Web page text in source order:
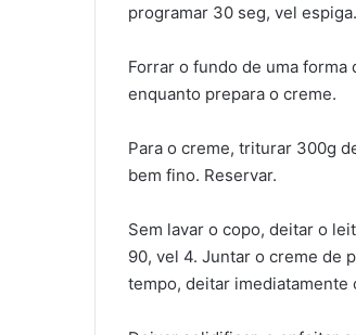
programar 30 seg, vel espiga.
Forrar o fundo de uma
enquanto prepara o creme.
Para o creme, triturar 300g
bem fino. Reservar.
Sem lavar o copo, deitar o
90, vel 4. Juntar o creme de
tempo, deitar imediatamente